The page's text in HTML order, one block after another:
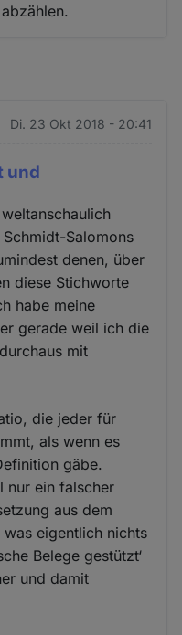
Di. 23 Okt 2018 - 20:41
und
Salomons
denen, über
diese Stichworte
habe meine
gerade weil ich die
mit
die jeder für
als wenn es
gäbe.
nur ein falscher
aus dem
was eigentlich nichts
Belege gestützt‘
und damit